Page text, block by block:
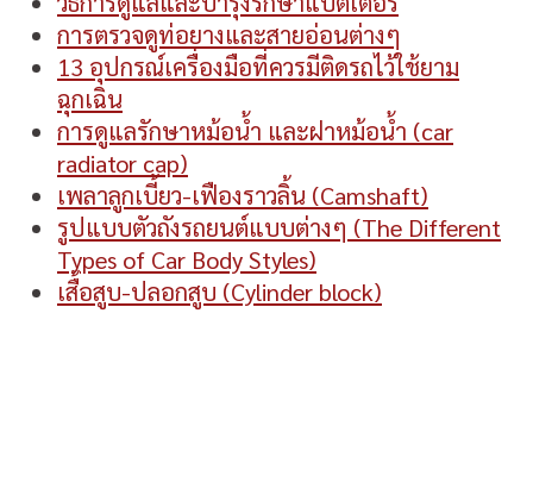
การตรวจดูท่อยางและสายอ่อนต่างๆ
13 อุปกรณ์เครื่องมือที่ควรมีติดรถไว้ใช้ยาม
ฉุกเฉิน
การดูแลรักษาหม้อน้ำ และฝาหม้อน้ำ (car
radiator cap)
เพลาลูกเบี้ยว-เฟืองราวลิ้น (Camshaft)
รูปแบบตัวถังรถยนต์แบบต่างๆ (The Different
Types of Car Body Styles)
เสื้อสูบ-ปลอกสูบ (Cylinder block)